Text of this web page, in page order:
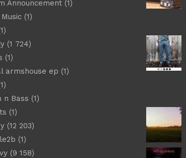
Announcement(1)
(1)
(1 724)
(1)
armshouse ep (1)
n Bass (1)
(1)
(12 203)
(1)
(9 158)